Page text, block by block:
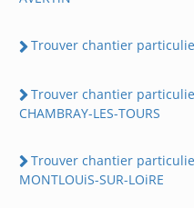
Trouver chantier
Trouver chantier
CHAMBRAY-LES-TOURS
Trouver chantier
MONTLOUiS-SUR-LOiRE